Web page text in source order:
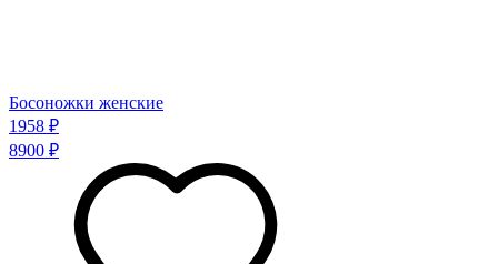
Босоножки женские
1958 ₽
8900 ₽